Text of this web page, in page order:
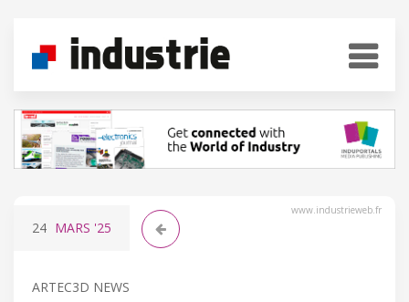
www.industrieweb.fr
24 MARS '25
ARTEC3D NEWS